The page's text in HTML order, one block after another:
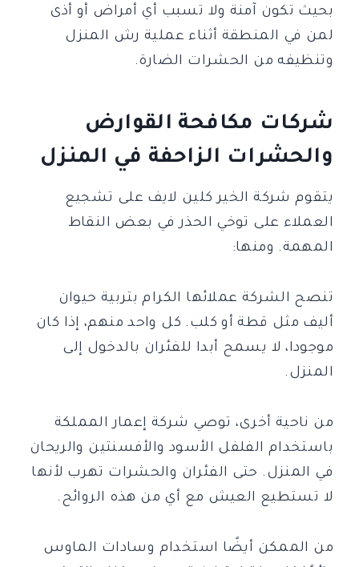
بحيث تكون آمنة ولا تسبب أي أمراض أو أذى
لمن في المنطقة أثناء عملية رش المنزل
وتنظيفه من الحشرات الضارة.
شركات مكافحة القوارض
والحشرات الزاحفة في المنزل
يتقوم شركة الخير كلين لايف على تشجيع
العملاء على توخي الحذر في بعض النقاط
المهمة. ومنها:
تنصح الشركة عملائها الكرام بتربية حيوان
أليف مثل قطة أو كلب. كل واحد منهم، إذا كان
موجودا، لا يسمح أبدا للفئران بالدخول إلى
المنزل.
من ناحية أخرى، توصي شركة إعمار المملكة
باستخدام الفلفل الأسود والأفسنتين والريحان
في المنزل. حتى الفئران والحشرات تهرب لأنها
لا تستطيع العيش مع أي من هذه الروائح.
من الممكن أيضًا استخدام وسادات الماوس